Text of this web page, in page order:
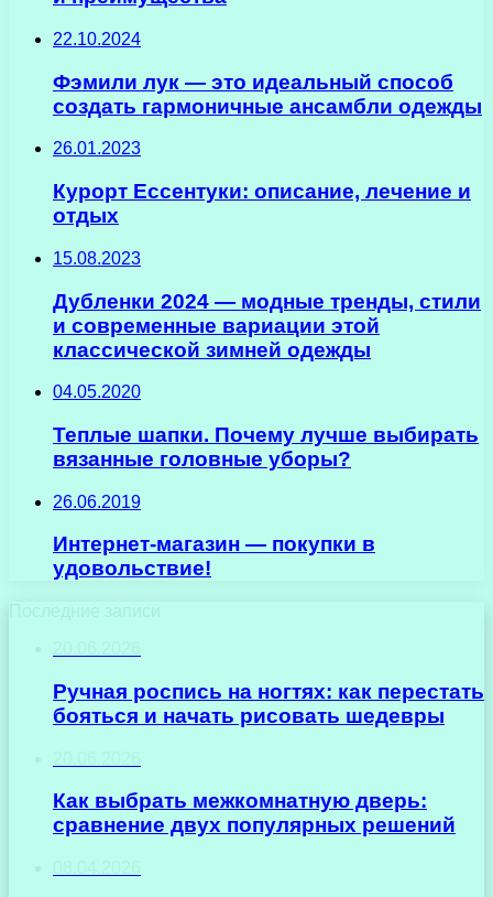
22.10.2024
Фэмили лук — это идеальный способ
создать гармоничные ансамбли одежды
26.01.2023
Курорт Ессентуки: описание, лечение и
отдых
15.08.2023
Дубленки 2024 — модные тренды, стили
и современные вариации этой
классической зимней одежды
04.05.2020
Теплые шапки. Почему лучше выбирать
вязанные головные уборы?
26.06.2019
Интернет-магазин — покупки в
удовольствие!
Последние записи
Ручная роспись на ногтях: как перестать
бояться и начать рисовать шедевры
Как выбрать межкомнатную дверь:
сравнение двух популярных решений